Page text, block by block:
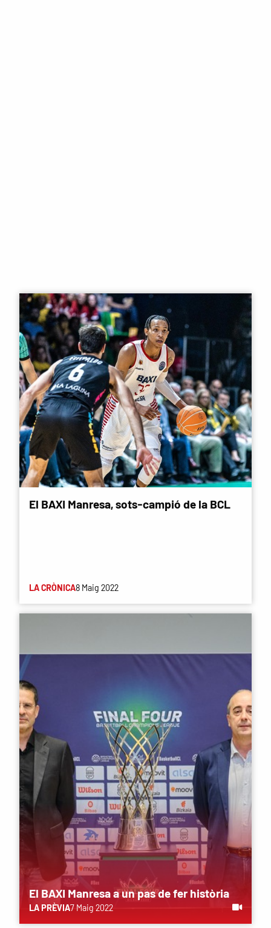
El BAXI Manresa, sots-campió de la BCL
LA CRÒNICA8 Maig 2022
El BAXI Manresa a un pas de fer història
LA PRÈVIA7 Maig 2022